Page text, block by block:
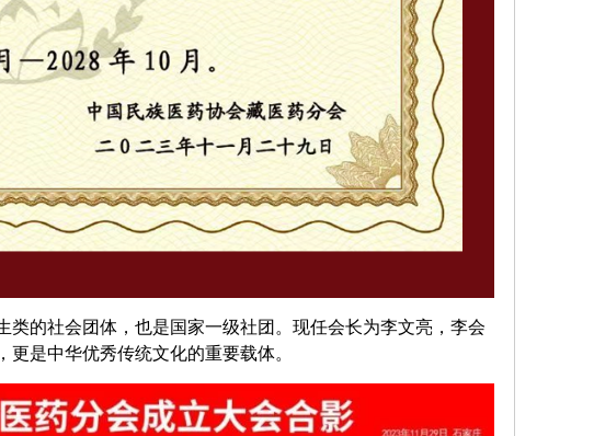
的社会团体，也是国家一级社团。现任会长为李文亮，李会
是中华优秀传统文化的重要载体。